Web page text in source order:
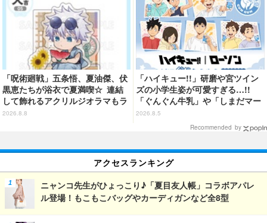
「呪術廻戦」五条悟、夏油傑、伏
黒恵たちが浴衣で夏満喫☆ 連結
して飾れるアクリルジオラマもラ
インナップ！「まるくじ」登場
2026.8.8
「ハイキュー!!」研磨や宮ツイン
ズの小学生姿が可愛すぎる…!!
「ぐんぐん牛乳」や「しまだマー
ト」デザインのグッズも!? ロー
ソン限定グッズが登場！
2026.8.5
Recommended by
アクセスランキング
ニャンコ先生がひょっこり♪「夏目友人帳」コラボアパレ
ル登場！もこもこバッグやカーディガンなど全8型